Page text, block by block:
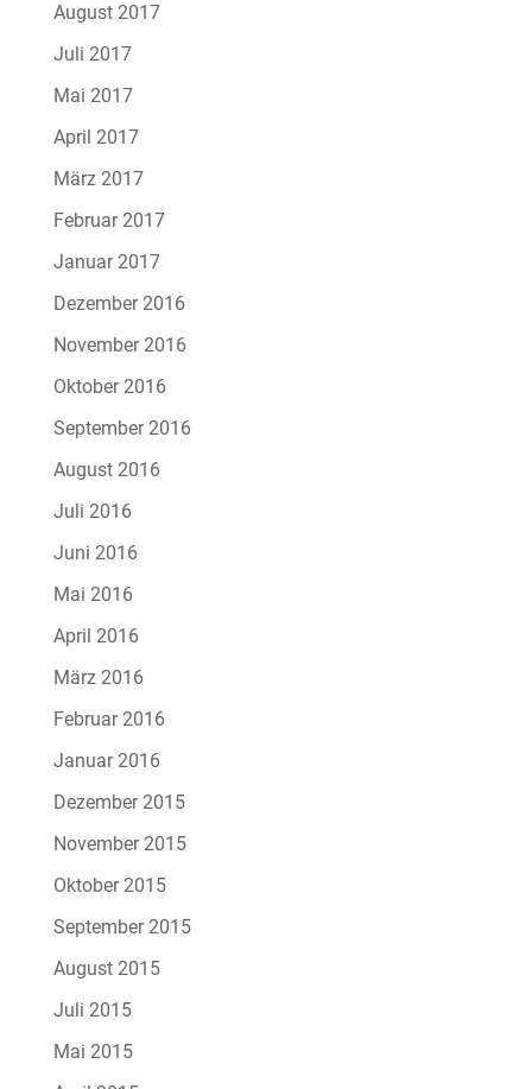
August 2017
Juli 2017
Mai 2017
April 2017
März 2017
Februar 2017
Januar 2017
Dezember 2016
November 2016
Oktober 2016
September 2016
August 2016
Juli 2016
Juni 2016
Mai 2016
April 2016
März 2016
Februar 2016
Januar 2016
Dezember 2015
November 2015
Oktober 2015
September 2015
August 2015
Juli 2015
Mai 2015